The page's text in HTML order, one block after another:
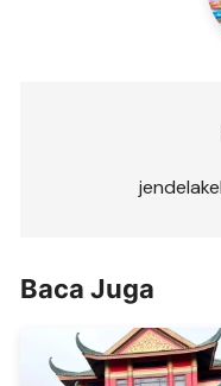
Baca Juga